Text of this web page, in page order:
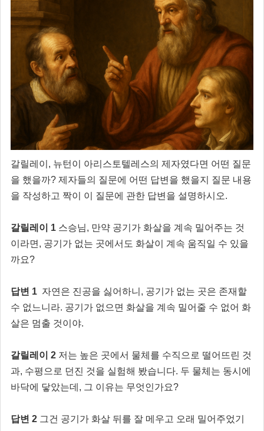
갈릴레이, 뉴턴이 아리스토텔레스의 제자였다면 어떤 질문
을 했을까? 제자들의 질문에 어떤 답변을 했을지 질문 내용
을 작성하고 짝이 이 질문에 관한 답변을 설명하시오.
갈릴레이 1 스승님, 만약 공기가 화살을 계속 밀어주는 것
이라면, 공기가 없는 곳에서도 화살이 계속 움직일 수 있을
까요?
답변 1 자연은 진공을 싫어하니, 공기가 없는 곳은 존재할
수 없느니라. 공기가 없으면 화살을 계속 밀어줄 수 없어 화
살은 멈출 것이야.
갈릴레이 2 저는 높은 곳에서 물체를 수직으로 떨어뜨린 것
과, 수평으로 던진 것을 실험해 봤습니다. 두 물체는 동시에
바닥에 닿았는데, 그 이유는 무엇인가요?
답변 2 그건 공기가 화살 뒤를 잘 메우고 오래 밀어주었기